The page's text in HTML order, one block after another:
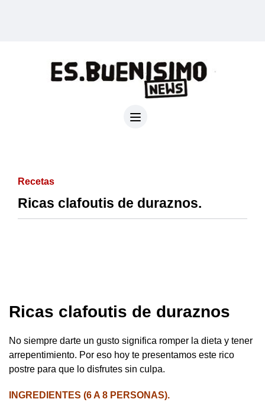
Recetas
Ricas clafoutis de duraznos.
Ricas clafoutis de duraznos
No siempre darte un gusto significa romper la dieta y tener
arrepentimiento. Por eso hoy te presentamos este rico
postre para que lo disfrutes sin culpa.
INGREDIENTES (6 A 8 PERSONAS).